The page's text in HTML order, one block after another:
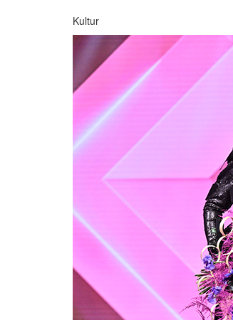
Kultur